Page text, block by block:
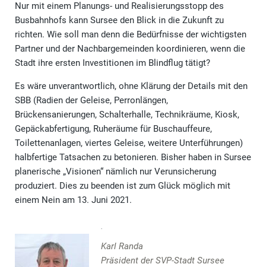
Nur mit einem Planungs- und Realisierungsstopp des
Busbahnhofs kann Sursee den Blick in die Zukunft zu
richten. Wie soll man denn die Bedürfnisse der wichtigsten
Partner und der Nachbargemeinden koordinieren, wenn die
Stadt ihre ersten Investitionen im Blindflug tätigt?
Es wäre unverantwortlich, ohne Klärung der Details mit den
SBB (Radien der Geleise, Perronlängen,
Brückensanierungen, Schalterhalle, Technikräume, Kiosk,
Gepäckabfertigung, Ruheräume für Buschauffeure,
Toilettenanlagen, viertes Geleise, weitere Unterführungen)
halbfertige Tatsachen zu betonieren. Bisher haben in Sursee
planerische „Visionen“ nämlich nur Verunsicherung
produziert. Dies zu beenden ist zum Glück möglich mit
einem Nein am 13. Juni 2021.
Karl Randa
Präsident der SVP-Stadt Sursee